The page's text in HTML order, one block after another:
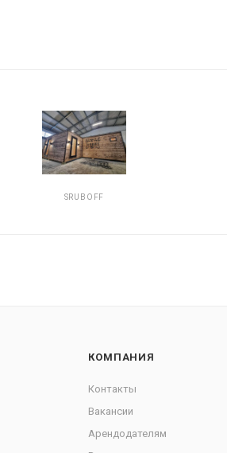
SRUBOFF
КОМПАНИЯ
Контакты
Вакансии
Арендодателям